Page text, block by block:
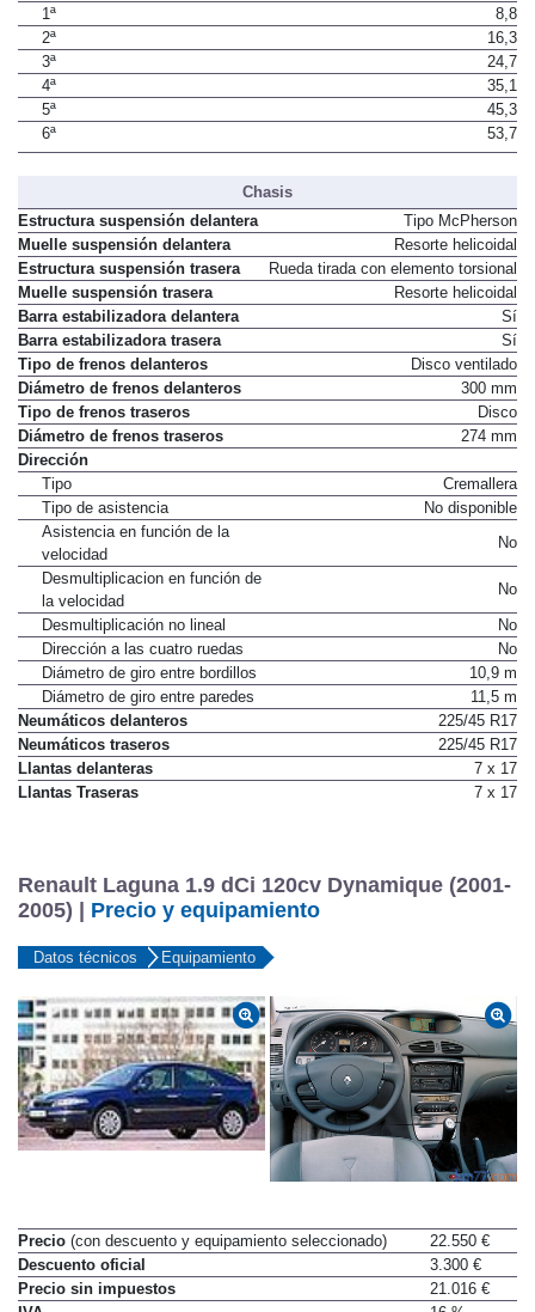
1ª
8,8
2ª
16,3
3ª
24,7
4ª
35,1
5ª
45,3
6ª
53,7
Chasis
Estructura suspensión delantera
Tipo McPherson
Muelle suspensión delantera
Resorte helicoidal
Estructura suspensión trasera
Rueda tirada con elemento torsional
Muelle suspensión trasera
Resorte helicoidal
Barra estabilizadora delantera
Sí
Barra estabilizadora trasera
Sí
Tipo de frenos delanteros
Disco ventilado
Diámetro de frenos delanteros
300 mm
Tipo de frenos traseros
Disco
Diámetro de frenos traseros
274 mm
Dirección
Tipo
Cremallera
Tipo de asistencia
No disponible
Asistencia en función de la
velocidad
No
Desmultiplicacion en función de
la velocidad
No
Desmultiplicación no lineal
No
Dirección a las cuatro ruedas
No
Diámetro de giro entre bordillos
10,9 m
Diámetro de giro entre paredes
11,5 m
Neumáticos delanteros
225/45 R17
Neumáticos traseros
225/45 R17
Llantas delanteras
7 x 17
Llantas Traseras
7 x 17
Renault Laguna 1.9 dCi 120cv Dynamique (2001-
2005) | Precio y equipamiento
Datos técnicos Equipamiento
Precio (con descuento y equipamiento seleccionado)
22.550 €
Descuento oficial
3.300 €
Precio sin impuestos
21.016 €